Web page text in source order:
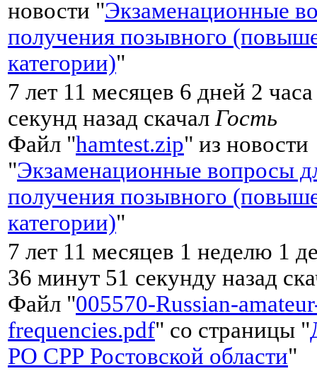
новости "Экзаменационные
получения позывного
категории)"
7 лет 11 месяцев 6 дней 2
секунд назад скачал Гость
Файл "hamtest.zip" из новости
"Экзаменационные вопросы
получения позывного
категории)"
7 лет 11 месяцев 1 неделю 1
36 минут 51 секунду назад
Файл "005570-Russian-
frequencies.pdf" со страницы "
РО СРР Ростовской области"